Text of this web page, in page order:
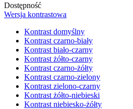
Dostępność
Wersja kontrastowa
Kontrast domyślny
Kontrast czarno-biały
Kontrast biało-czarny
Kontrast żółto-czarny
Kontrast czarno-żółty
Kontrast czarno-zielony
Kontrast zielono-czarny
Kontrast żółto-niebieski
Kontrast niebiesko-żółty